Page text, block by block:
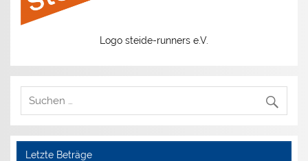
Logo steide-runners e.V.
Letzte Beträge